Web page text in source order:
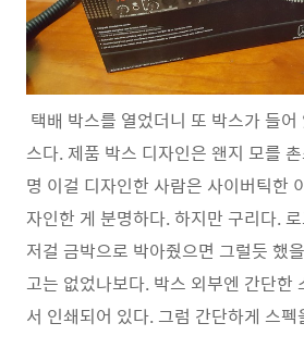
택배 박스를 열었더니 또 박스가 들
스다. 제품 박스 디자인은 왠지 모를
명 이걸 디자인한 사람은 사이버틱한
자인한 게 분명하다. 하지만 구리다.
저걸 금박으로 박아줬으면 그럴듯 했
고는 없었나보다. 박스 외부엔 간단한
서 인쇄되어 있다. 그럼 간단하게 스